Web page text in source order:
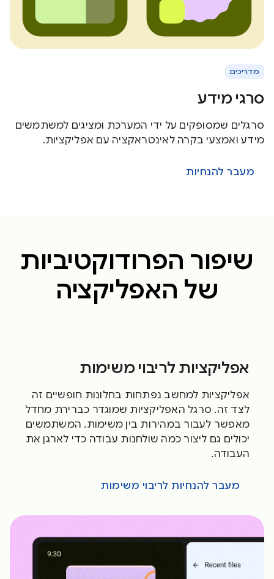
מדריכים
סרגי מידע
סרגלים שמסופקים על ידי המערכת ומציגים למשתמשים
מידע ואמצעי בקרה לאינטראקציה עם אפליקציות.
מעבר להנחיות
שיפור הפרודוקטיביות
של האפליקציה
אפליקציות לריבוי משימות
אפליקציות למחשב נפתחות בחלונות חופשיים זה
לצד זה. סרגל האפליקציות שמוגדר כברירת מחדל
מאפשר לעבור במהירות בין משימות. המשתמשים
יכולים גם ליצור כמה שולחנות עבודה כדי לארגן את
העבודה.
מעבר להנחיות לריבוי משימות